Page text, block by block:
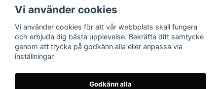
(OBS. Endast förbokade besök)
Org.nr:
559030-5248
Jur. namn: Pata Mopeddelar AB
Följ oss
Vi använder cookies
Vi använder cookies för att vår webbplats skall fungera
och erbjuda dig bästa upplevelse. Bekräfta ditt samtycke
genom att trycka på godkänn alla eller anpassa via
inställningar
Godkänn alla